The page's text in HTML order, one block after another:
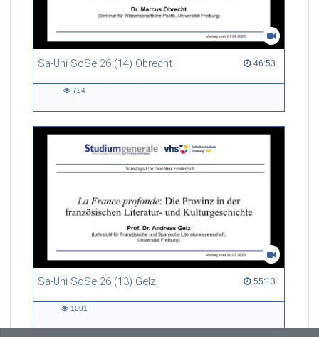
Sa-Uni SoSe 26 (14) Obrecht 46:53
46:53 duration
724
Sa-Uni SoSe 26 (13) Gelz 55:13
55:13 duration
1091